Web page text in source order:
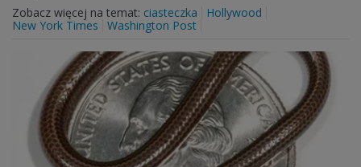
Zobacz więcej na temat: ciasteczka
Hollywood
New York Times
Washington Post